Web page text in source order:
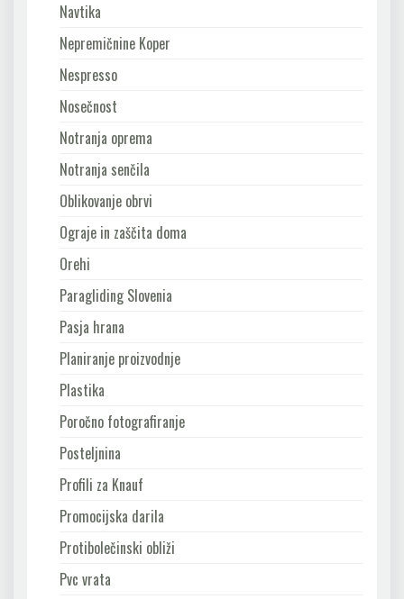
Navtika
Nepremičnine Koper
Nespresso
Nosečnost
Notranja oprema
Notranja senčila
Oblikovanje obrvi
Ograje in zaščita doma
Orehi
Paragliding Slovenia
Pasja hrana
Planiranje proizvodnje
Plastika
Poročno fotografiranje
Posteljnina
Profili za Knauf
Promocijska darila
Protibolečinski obliži
Pvc vrata